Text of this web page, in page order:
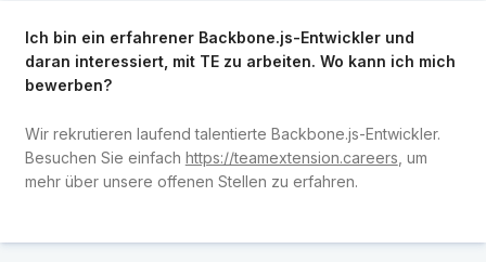
Ich bin ein erfahrener Backbone.js-Entwickler und
daran interessiert, mit TE zu arbeiten. Wo kann ich mich
bewerben?
Wir rekrutieren laufend talentierte Backbone.js-Entwickler.
Besuchen Sie einfach https://teamextension.careers , um
mehr über unsere offenen Stellen zu erfahren.